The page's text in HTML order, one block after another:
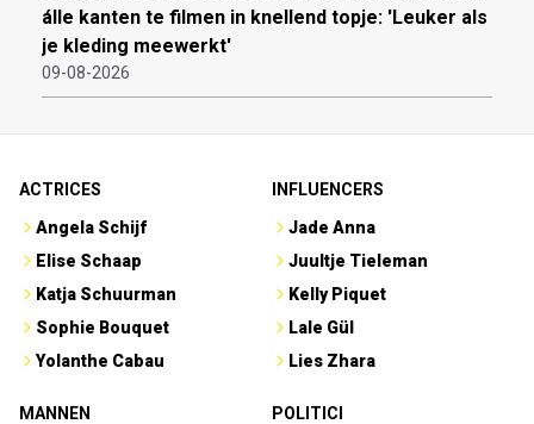
álle kanten te filmen in knellend topje: 'Leuker als
je kleding meewerkt'
09-08-2026
ACTRICES
Angela Schijf
Elise Schaap
Katja Schuurman
Sophie Bouquet
Yolanthe Cabau
INFLUENCERS
Jade Anna
Juultje Tieleman
Kelly Piquet
Lale Gül
Lies Zhara
MANNEN
POLITICI